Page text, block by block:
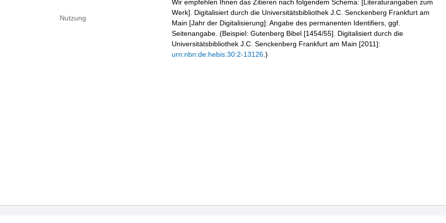
Nutzung
Wir empfehlen Ihnen das Zitieren nach folgendem Schema: [Literaturangaben zum
Werk]. Digitalisiert durch die Universitätsbibliothek J.C. Senckenberg Frankfurt am
Main [Jahr der Digitalisierung]: Angabe des permanenten Identifiers, ggf.
Seitenangabe. (Beispiel: Gutenberg Bibel [1454/55]. Digitalisiert durch die
Universitätsbibliothek J.C. Senckenberg Frankfurt am Main [2011]:
urn:nbn:de:hebis:30:2-13126 .)